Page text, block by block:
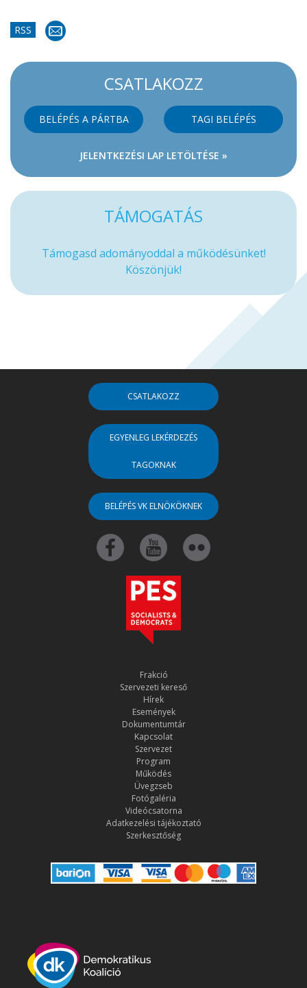
RSS
CSATLAKOZZ
BELÉPÉS A PÁRTBA TAGI BELÉPÉS
JELENTKEZÉSI LAP LETÖLTÉSE »
TÁMOGATÁS
Támogasd adományoddal a működésünket!
Köszönjük!
CSATLAKOZZ
EGYENLEG LEKÉRDEZÉS
TAGOKNAK
BELÉPÉS VK ELNÖKÖKNEK
Frakció
Szervezeti kereső
Hírek
Események
Dokumentumtár
Kapcsolat
Szervezet
Program
Működés
Üvegzseb
Fotógaléria
Videócsatorna
Adatkezelési tájékoztató
Szerkesztőség